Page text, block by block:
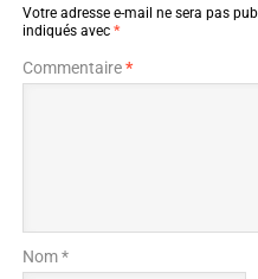
Votre adresse e-mail ne sera pas
indiqués avec *
Commentaire*
Nom *